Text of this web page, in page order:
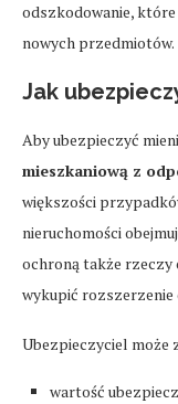
odszkodowanie,
nowych przedmiotów.
Jak
Aby ubezpieczyć
mieszkaniową z
większości
nieruchomości
ochroną także rzeczy
wykupić rozszerzenie
Ubezpieczyciel może
wartość